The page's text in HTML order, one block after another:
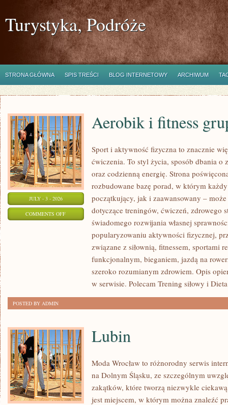
Turystyka, Podróże
STRONA GŁÓWNA SPIS TREŚCI BLOG INTERNETOWY ARCHIWUM
JULY - 3 - 2026
COMMENTS OFFON
Aerobik i fitness
Sport i aktywność fizyczna to znacznie
ćwiczenia. To styl życia, sposób dbania o
oraz codzienną energię. Strona
rozbudowane bazę porad, w którym
początkujący, jak i zaawansowany –
dotyczące treningów, ćwiczeń, zdrowego
świadomego rozwijania własnej
popularyzowaniu aktywności fizycznej,
związane z siłownią, fitnessem, sportami
funkcjonalnym, bieganiem, jazdą na
szeroko rozumianym zdrowiem. Opis
w serwisie. Polecam Trening siłowy i
POSTED BY ADMIN
Lubin
Moda Wrocław to różnorodny serwis
na Dolnym Śląsku, ze szczególnym
zakątków, które tworzą niezwykle
jest miejscem, w którym można znaleźć